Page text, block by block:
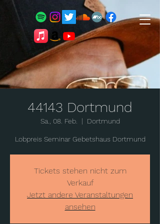
44143 Dortmund
Sa., 08. Feb.
  |
Dortmund
Lobpreis Seminar Gebetshaus Dortmund
Tickets stehen nicht zum
Verkauf
Jetzt andere Veranstaltungen
ansehen